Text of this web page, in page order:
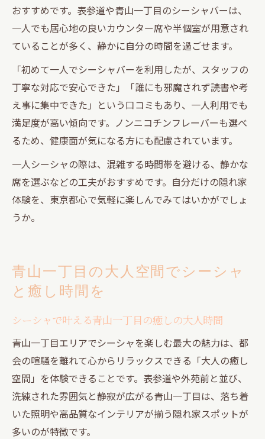
おすすめです。表参道や青山一丁目のシーシャバーは、
一人でも居心地の良いカウンター席や半個室が用意され
ていることが多く、静かに自分の時間を過ごせます。
「初めて一人でシーシャバーを利用したが、スタッフの
丁寧な対応で安心できた」「誰にも邪魔されず読書や考
え事に集中できた」という口コミもあり、一人利用でも
満足度が高い傾向です。ノンニコチンフレーバーも選べ
るため、健康面が気になる方にも配慮されています。
一人シーシャの際は、混雑する時間帯を避ける、静かな
席を選ぶなどの工夫がおすすめです。自分だけの隠れ家
体験を、東京都心で気軽に楽しんでみてはいかがでしょ
うか。
青山一丁目の大人空間でシーシャ
と癒し時間を
シーシャで叶える青山一丁目の癒しの大人時間
青山一丁目エリアでシーシャを楽しむ最大の魅力は、都
会の喧騒を離れて心からリラックスできる「大人の癒し
空間」を体験できることです。表参道や外苑前と並び、
洗練された雰囲気と静寂が広がる青山一丁目は、落ち着
いた照明や高品質なインテリアが揃う隠れ家スポットが
多いのが特徴です。